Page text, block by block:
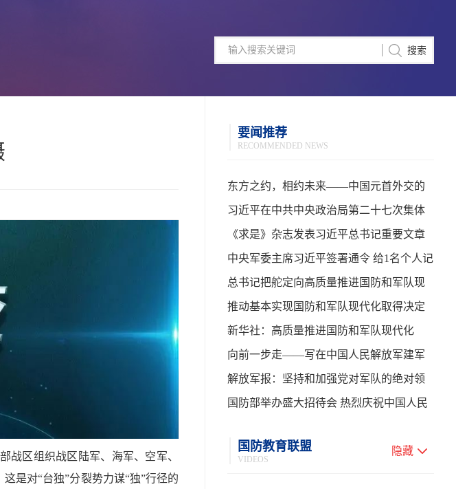
战区组织战区陆军、海军、空军、
是对“台独”分裂势力谋“独”行径的
要闻推荐
RECOMMENDED NEWS
东方之约，相约未来——中国元首外交的
世界情怀与大国气派
习近平在中共中央政治局第二十七次集体
学习时强调 强化政治引领 深化创新发展 高
质量推进国防和军队现代化
《求是》杂志发表习近平总书记重要文章
中央军委主席习近平签署通令 给1名个人记
功
总书记把舵定向高质量推进国防和军队现
代化
推动基本实现国防和军队现代化取得决定
性进展——学习贯彻习主席在中共中央政
治局第二十七次集体学习时的重要讲话
新华社：高质量推进国防和军队现代化
向前一步走——写在中国人民解放军建军
99周年之际
解放军报：坚持和加强党对军队的绝对领
导 高质量推进国防和军队现代化
国防部举办盛大招待会 热烈庆祝中国人民
国防教育联盟
VIDEOS
隐藏